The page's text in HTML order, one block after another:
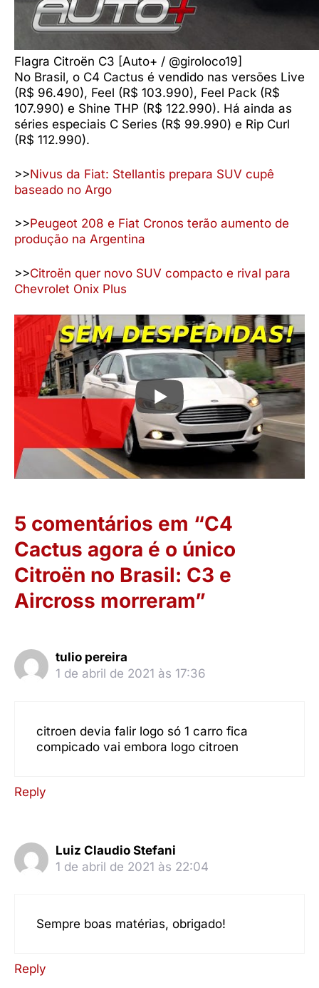
Flagra Citroën C3 [Auto+ / @giroloco19]
No Brasil, o C4 Cactus é vendido nas versões Live
(R$ 96.490), Feel (R$ 103.990), Feel Pack (R$
107.990) e Shine THP (R$ 122.990). Há ainda as
séries especiais C Series (R$ 99.990) e Rip Curl
(R$ 112.990).
>>Nivus da Fiat: Stellantis prepara SUV cupê
baseado no Argo
>>Peugeot 208 e Fiat Cronos terão aumento de
produção na Argentina
>>Citroën quer novo SUV compacto e rival para
Chevrolet Onix Plus
5 comentários em “C4
Cactus agora é o único
Citroën no Brasil: C3 e
Aircross morreram”
tulio pereira
1 de abril de 2021 às 17:36
citroen devia falir logo só 1 carro fica
compicado vai embora logo citroen
Reply
Luiz Claudio Stefani
1 de abril de 2021 às 22:04
Sempre boas matérias, obrigado!
Reply